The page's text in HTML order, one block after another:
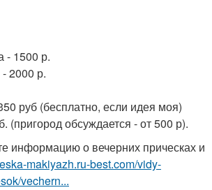
- 1500 р.
2000 р.
руб (бесплатно, если идея моя)
(пригород обсуждается - от 500 р).
информацию о вечерних прическах и
makiyazh.ru-best.com/vidy-
vechern...